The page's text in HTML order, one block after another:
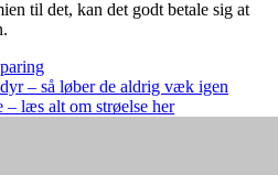
til det, kan det godt betale sig at
– så løber de aldrig væk igen
– læs alt om strøelse her